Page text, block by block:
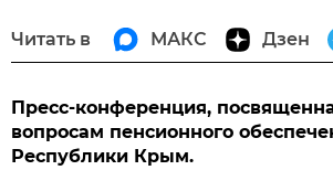
Читать в МАКС Дзен
Пресс-конференция,
вопросам пенсионного
Республики Крым.